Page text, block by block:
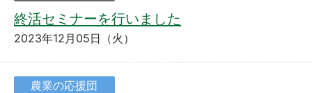
終活セミナーを行いました
2023年12月05日（火）
農業の応援団